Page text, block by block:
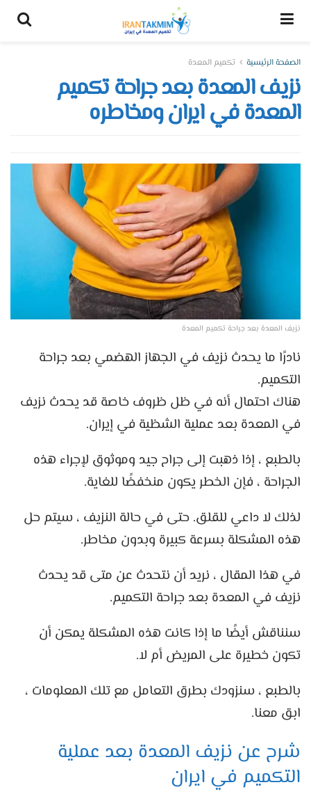
الصفحة الرئيسية تكميم المعدة
نزيف المعدة بعد جراحة تكميم
المعدة في ايران ومخاطره
نزيف المعدة بعد جراحة تكميم المعدة
نادرًا ما يحدث نزيف في الجهاز الهضمي بعد جراحة
التكميم.
هناك احتمال أنه في ظل ظروف خاصة قد يحدث نزيف
في المعدة بعد عملية الشظية في إيران.
بالطبع ، إذا ذهبت إلى جراح جيد وموثوق لإجراء هذه
الجراحة ، فإن الخطر يكون منخفضًا للغاية.
لذلك لا داعي للقلق. حتى في حالة النزيف ، سيتم حل
هذه المشكلة بسرعة كبيرة وبدون مخاطر.
في هذا المقال ، نريد أن نتحدث عن متى قد يحدث
نزيف في المعدة بعد جراحة التكميم.
سنناقش أيضًا ما إذا كانت هذه المشكلة يمكن أن
تكون خطيرة على المريض أم لا.
بالطبع ، سنزودك بطرق التعامل مع تلك المعلومات ،
ابق معنا.
شرح عن نزيف المعدة بعد عملية
التكميم في ايران